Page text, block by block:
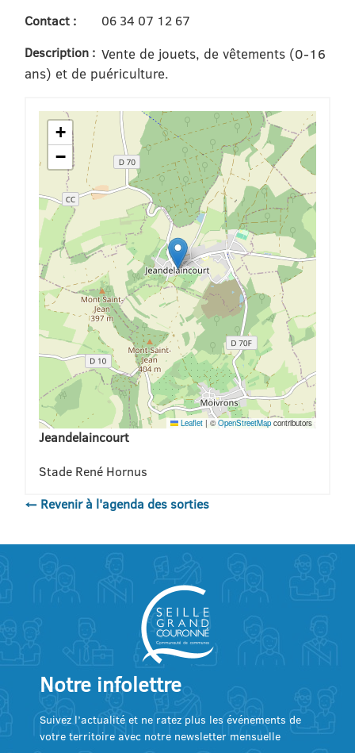
Contact :
06 34 07 12 67
Description : Vente de jouets, de vêtements (0-16
ans) et de puériculture.
+
−
Leaflet |©OpenStreetMap contributors
Jeandelaincourt
Stade René Hornus
← Revenir à l'agenda des sorties
Notre infolettre
Suivez l’actualité et ne ratez plus les événements de
votre territoire avec notre newsletter mensuelle